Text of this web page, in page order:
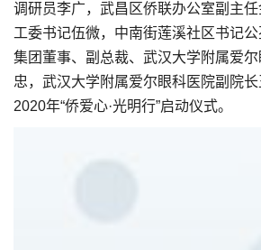
调研员李广，武昌区侨联办公室副主
工委书记伍微，中南街莲溪社区书记
集团董事、副总裁、武汉大学附属爱
忠，武汉大学附属爱尔眼科医院副院
2020年“侨爱心·光明行”启动仪式。